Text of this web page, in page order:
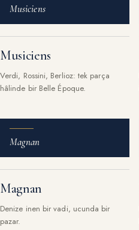
Musiciens
Musiciens
Verdi, Rossini, Berlioz: tek parça
hâlinde bir Belle Époque.
Magnan
Magnan
Denize inen bir vadi, ucunda bir
pazar.